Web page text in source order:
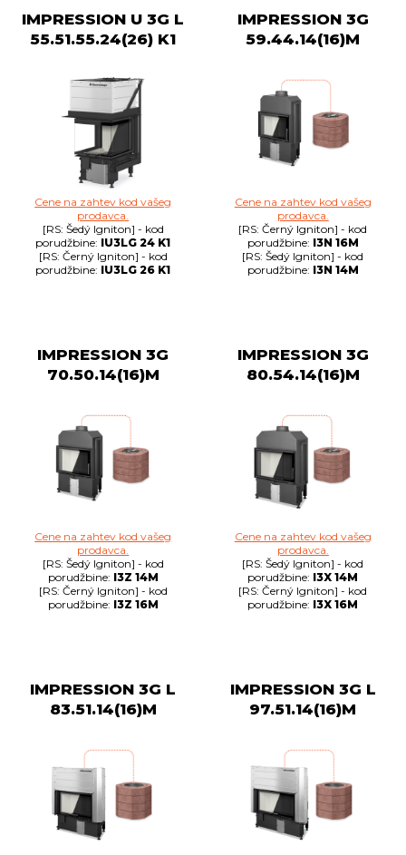
IMPRESSION U 3G L
55.51.55.24(26) K1
Cene na zahtev kod vašeg
prodavca.
[RS: Šedý Igniton] - kod
porudžbine: IU3LG 24 K1
[RS: Černý Igniton] - kod
porudžbine: IU3LG 26 K1
IMPRESSION 3G
59.44.14(16)M
Cene na zahtev kod vašeg
prodavca.
[RS: Černý Igniton] - kod
porudžbine: I3N 16M
[RS: Šedý Igniton] - kod
porudžbine: I3N 14M
IMPRESSION 3G
70.50.14(16)M
Cene na zahtev kod vašeg
prodavca.
[RS: Šedý Igniton] - kod
porudžbine: I3Z 14M
[RS: Černý Igniton] - kod
porudžbine: I3Z 16M
IMPRESSION 3G
80.54.14(16)M
Cene na zahtev kod vašeg
prodavca.
[RS: Šedý Igniton] - kod
porudžbine: I3X 14M
[RS: Černý Igniton] - kod
porudžbine: I3X 16M
IMPRESSION 3G L
83.51.14(16)M
IMPRESSION 3G L
97.51.14(16)M